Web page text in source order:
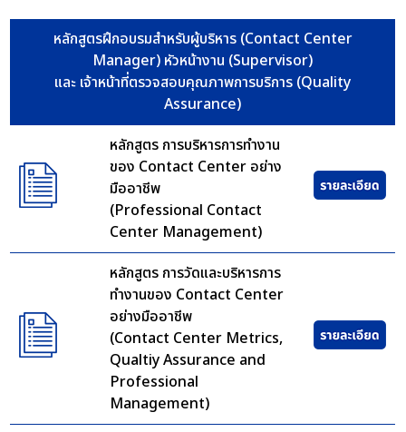
หลักสูตรฝึกอบรมสำหรับผู้บริหาร (Contact Center
Manager) หัวหน้างาน (Supervisor)
และ เจ้าหน้าที่ตรวจสอบคุณภาพการบริการ (Quality
Assurance)
หลักสูตร การบริหารการทำงาน
ของ Contact Center อย่าง
มืออาชีพ
(Professional Contact
Center Management)
หลักสูตร การวัดและบริหารการ
ทำงานของ Contact Center
อย่างมืออาชีพ
(Contact Center Metrics,
Qualtiy Assurance and
Professional
Management)